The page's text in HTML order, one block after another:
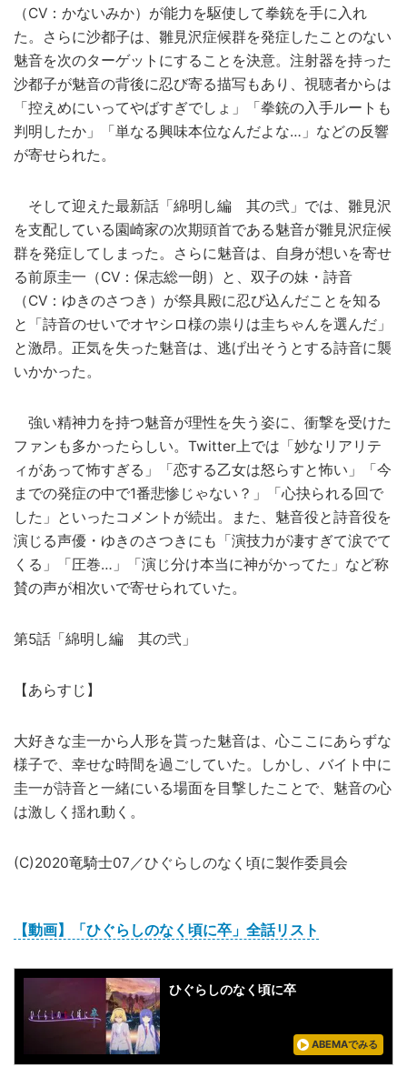
（CV：かないみか）が能力を駆使して拳銃を手に入れ
た。さらに沙都子は、雛見沢症候群を発症したことのない
魅音を次のターゲットにすることを決意。注射器を持った
沙都子が魅音の背後に忍び寄る描写もあり、視聴者からは
「控えめにいってやばすぎでしょ」「拳銃の入手ルートも
判明したか」「単なる興味本位なんだよな…」などの反響
が寄せられた。
そして迎えた最新話「綿明し編 其の弐」では、雛見沢
を支配している園崎家の次期頭首である魅音が雛見沢症候
群を発症してしまった。さらに魅音は、自身が想いを寄せ
る前原圭一（CV：保志総一朗）と、双子の妹・詩音
（CV：ゆきのさつき）が祭具殿に忍び込んだことを知る
と「詩音のせいでオヤシロ様の祟りは圭ちゃんを選んだ」
と激昂。正気を失った魅音は、逃げ出そうとする詩音に襲
いかかった。
強い精神力を持つ魅音が理性を失う姿に、衝撃を受けた
ファンも多かったらしい。Twitter上では「妙なリアリテ
ィがあって怖すぎる」「恋する乙女は怒らすと怖い」「今
までの発症の中で1番悲惨じゃない？」「心抉られる回で
した」といったコメントが続出。また、魅音役と詩音役を
演じる声優・ゆきのさつきにも「演技力が凄すぎて涙でて
くる」「圧巻…」「演じ分け本当に神がかってた」など称
賛の声が相次いで寄せられていた。
第5話「綿明し編 其の弐」
【あらすじ】
大好きな圭一から人形を貰った魅音は、心ここにあらずな
様子で、幸せな時間を過ごしていた。しかし、バイト中に
圭一が詩音と一緒にいる場面を目撃したことで、魅音の心
は激しく揺れ動く。
(C)2020竜騎士07／ひぐらしのなく頃に製作委員会
【動画】「ひぐらしのなく頃に卒」全話リスト
ひぐらしのなく頃に卒
ABEMAでみる